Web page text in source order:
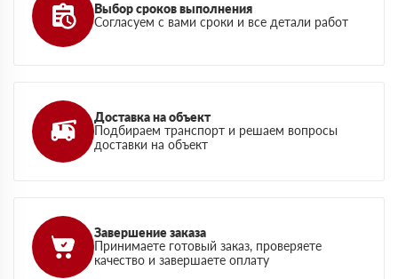
Выбор сроков выполнения
Согласуем с вами сроки и все детали работ
Доставка на объект
Подбираем транспорт и решаем вопросы
доставки на объект
Завершение заказа
Принимаете готовый заказ, проверяете
качество и завершаете оплату